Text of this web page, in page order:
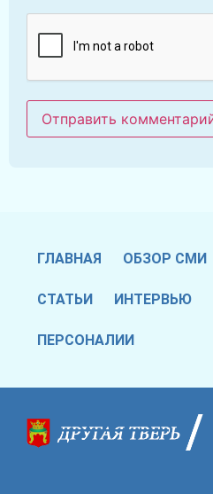
ГЛАВНАЯ ОБЗОР СМИ
СТАТЬИ ИНТЕРВЬЮ
ПЕРСОНАЛИИ